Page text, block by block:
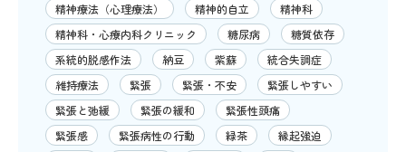
精神療法（心理療法）
精神的自立
精神科
精神科・心療内科クリニック
糖尿病
糖質依存
系統的脱感作法
納豆 紫蘇
統合失調症
維持療法
緊張 緊張・不安
緊張しやすい
緊張と弛緩
緊張の緩和
緊張性頭痛
緊張感
緊張病性の行動 緑茶
縁起強迫